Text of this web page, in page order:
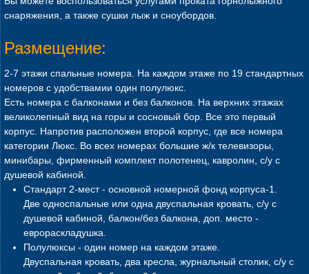
снаряжения, а также сушки лыж и сноубордов.
Размещение:
2-7 этажи спальные номера. На каждом этаже по 19 стандартных
номеров с удобствамии один полулюкс.
Есть номера с балконами и без балконов. На верхних этажах
великолепный вид на горы и сосновый бор. Все это первый
корпус. Напротив расположен второй корпус, где все номера
категории Люкс. Во всех номерах большие ж/к телевизоры,
минибары, фирменный комплект полотенец, кавролин, с/у с
душевой кабиной.
Стандарт 2-мест - основной номерной фонд корпуса-1.
Две односпальные или одна двуспальная кровать, с/у с
душевой кабиной, балкон/без балкона, доп. место -
еврораскладушка.
Полулюксы - один номер на каждом этаже.
Двуспальная кровать, два кресла, журнальный столик, с/у с